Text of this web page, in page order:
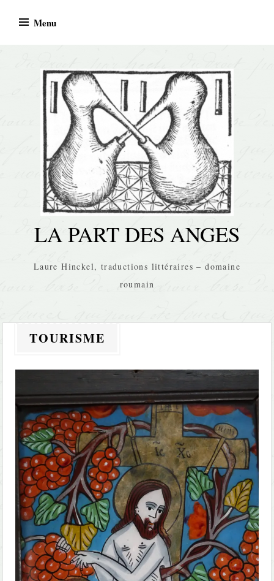
Menu
LA PART DES ANGES
Laure Hinckel, traductions littéraires – domaine
roumain
TOURISME